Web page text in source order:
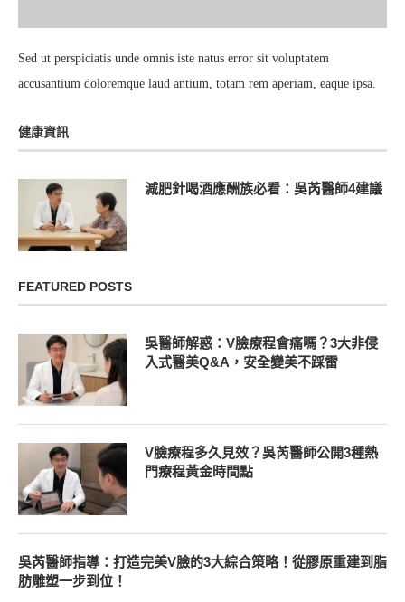
Sed ut perspiciatis unde omnis iste natus error sit voluptatem
accusantium doloremque laud antium, totam rem aperiam, eaque ipsa.
健康資訊
減肥針喝酒應酬族必看：吳芮醫師4建議
FEATURED POSTS
吳醫師解惑：V臉療程會痛嗎？3大非侵
入式醫美Q&A，安全變美不踩雷
V臉療程多久見效？吳芮醫師公開3種熱
門療程黃金時間點
吳芮醫師指導：打造完美V臉的3大綜合策略！從膠原重建到脂
肪雕塑一步到位！